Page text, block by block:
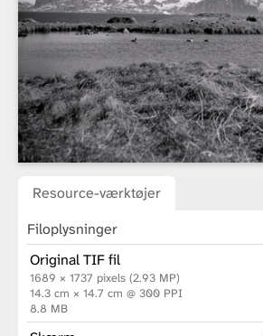
Resource-værktøjer
Filoplysninger
Original TIF fil
1689 × 1737 pixels (2.93 MP)
14.3 cm × 14.7 cm @ 300 PPI
8.8 MB